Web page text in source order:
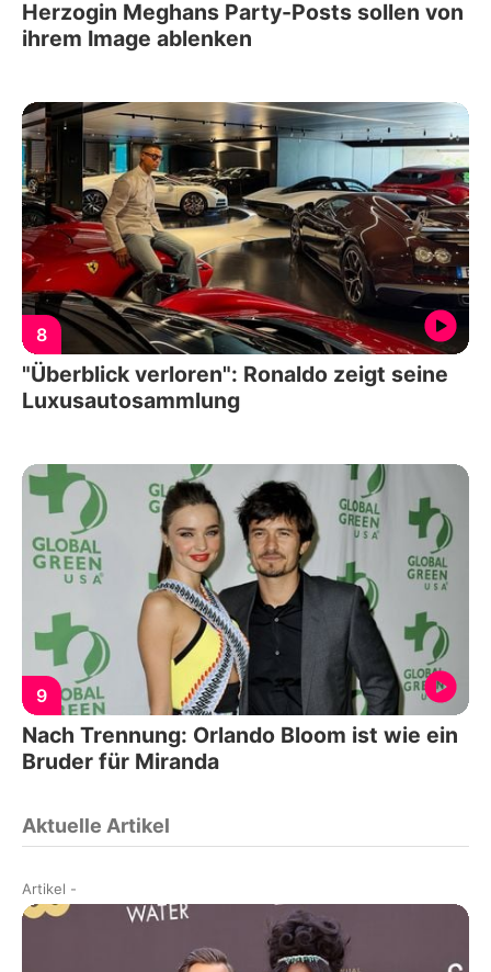
Herzogin Meghans Party-Posts sollen von
ihrem Image ablenken
8
"Überblick verloren": Ronaldo zeigt seine
Luxusautosammlung
9
Nach Trennung: Orlando Bloom ist wie ein
Bruder für Miranda
Aktuelle Artikel
Artikel -